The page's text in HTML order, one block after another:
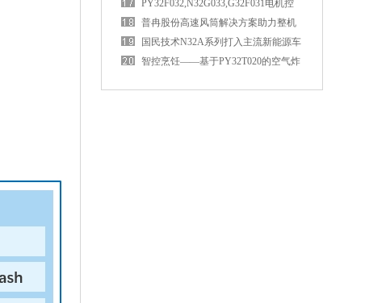
PY32F032,N32G033,G32F031电机控
制MCU资源对比
普冉股份高速风筒解决方案助力整机
性能升级
国民技术N32A系列打入主流新能源车
企
智控烹饪——基于PY32T020的空气炸